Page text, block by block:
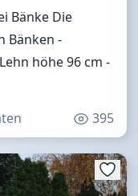
Bänke Die
Bänken -
höhe 96 cm -
395